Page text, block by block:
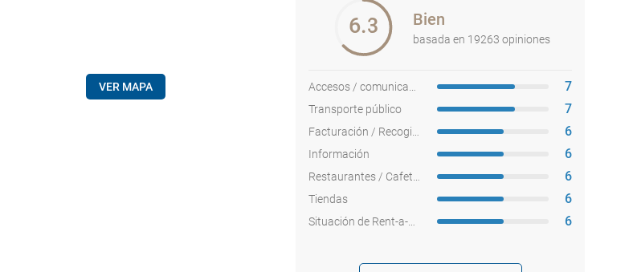
VER MAPA
6.3 Bien
basada en 19263 opiniones
7
Transporte público 7
6
Información 6
6
Tiendas 6
6